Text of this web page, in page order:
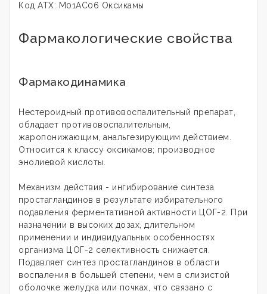
Код АТХ: М01АС06 Оксикамы
Фармакологические свойства
Фармакодинамика
Нестероидный противовоспалительный препарат,
обладает противовоспалительным,
жаропонижающим, анальгезирующим действием.
Относится к классу оксикамов; производное
энолиевой кислоты.
Механизм действия - ингибирование синтеза
простагландинов в результате избирательного
подавления ферментативной активности ЦОГ-2. При
назначении в высоких дозах, длительном
применении и индивидуальных особенностях
организма ЦОГ-2 селективность снижается.
Подавляет синтез простагландинов в области
воспаления в большей степени, чем в слизистой
оболочке желудка или почках, что связано с